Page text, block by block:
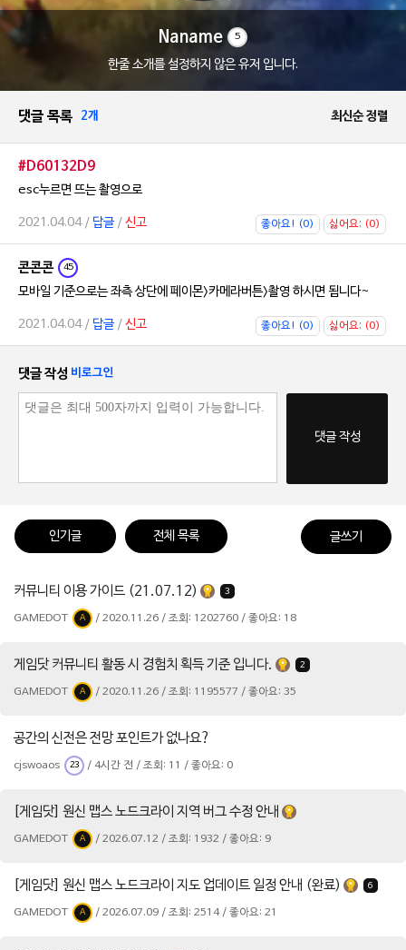
Naname 5
한줄 소개를 설정하지 않은 유저 입니다.
댓글 목록 2개 최신순 정렬
#D60132D9
esc누르면 뜨는 촬영으로
2021.04.04 / 답글/ 신고 좋아요! (0) 싫어요; (0)
콘콘콘 45
모바일 기준으로는 좌측 상단에 페이몬>카메라버튼>촬영 하시면 됩니다~
2021.04.04 / 답글/ 신고 좋아요! (0) 싫어요; (0)
댓글 작성 비로그인
댓글 작성
인기글 전체 목록 글쓰기
커뮤니티 이용 가이드 (21.07.12) 3
GAMEDOT A / 2020.11.26 / 조회: 1202760 / 좋아요: 18
게임닷 커뮤니티 활동 시 경험치 획득 기준 입니다. 2
GAMEDOT A / 2020.11.26 / 조회: 1195577 / 좋아요: 35
공간의 신전은 전망 포인트가 없나요?
cjswoaos 23 / 4시간 전 / 조회: 11 / 좋아요: 0
[게임닷] 원신 맵스 노드크라이 지역 버그 수정 안내
GAMEDOT A / 2026.07.12 / 조회: 1932 / 좋아요: 9
[게임닷] 원신 맵스 노드크라이 지도 업데이트 일정 안내 (완료) 6
GAMEDOT A / 2026.07.09 / 조회: 2514 / 좋아요: 21